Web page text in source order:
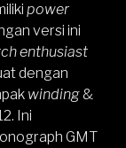
power
versi ini
enthusiast
dengan
winding &
Ini
GMT